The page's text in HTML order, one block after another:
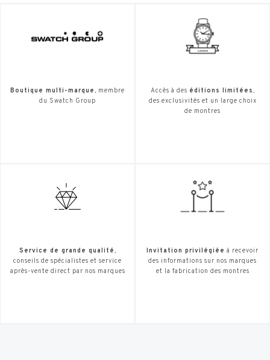
Boutique multi-marque, membre
du Swatch Group
Accès à des éditions limitées,
des exclusivités et un large choix
de montres
Service de grande qualité,
conseils de spécialistes et service
après-vente direct par nos marques
Invitation privilégiée à recevoir
des informations sur nos marques
et la fabrication des montres